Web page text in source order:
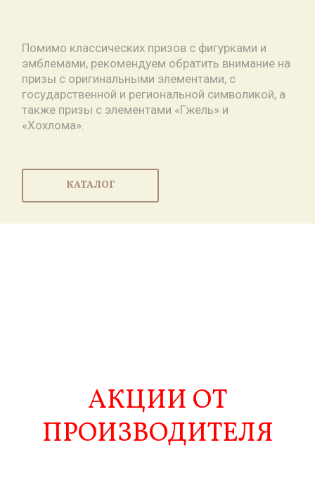
Помимо классических призов с фигурками и
эмблемами, рекомендуем обратить внимание на
призы с оригинальными элементами, с
государственной и региональной символикой, а
также призы с элементами «Гжель» и
«Хохлома».
КАТАЛОГ
АКЦИИ ОТ
ПРОИЗВОДИТЕЛЯ